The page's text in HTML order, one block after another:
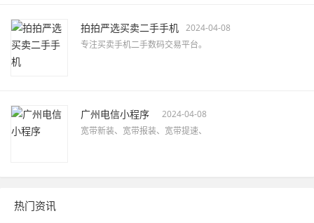
拍拍严选买卖二手手机 2024-04-08
专注买卖手机二手数码交易平台。
广州电信小程序
2024-04-08
宽带新装、宽带报装、宽带提速、
热门资讯